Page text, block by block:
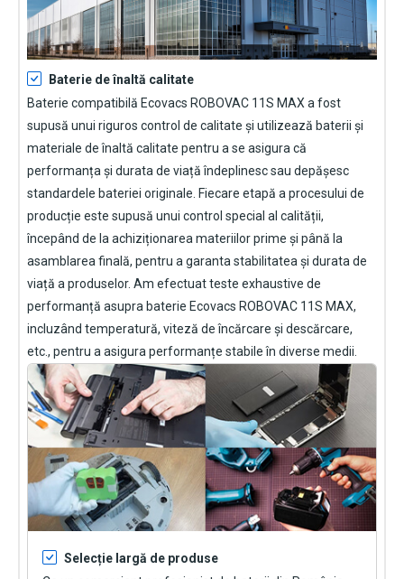
Baterie de înaltă calitate
Baterie compatibilă Ecovacs ROBOVAC 11S MAX a fost
supusă unui riguros control de calitate și utilizează baterii și
materiale de înaltă calitate pentru a se asigura că
performanța și durata de viață îndeplinesc sau depășesc
standardele bateriei originale. Fiecare etapă a procesului de
producție este supusă unui control special al calității,
începând de la achiziționarea materiilor prime și până la
asamblarea finală, pentru a garanta stabilitatea și durata de
viață a produselor. Am efectuat teste exhaustive de
performanță asupra baterie Ecovacs ROBOVAC 11S MAX,
incluzând temperatură, viteză de încărcare și descărcare,
etc., pentru a asigura performanțe stabile în diverse medii.
Selecție largă de produse